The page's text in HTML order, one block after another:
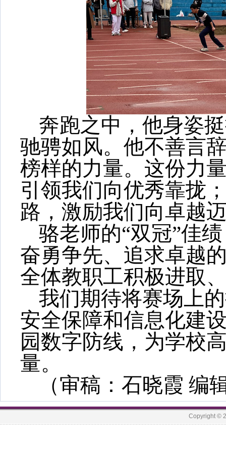
奔跑之中，他身姿
驰骋如风。他不善言
榜样的力量。这份力
引领我们向优秀靠拢
路，激励我们向卓越
骆老师的“双冠”佳
奋勇争先、追求卓越
全体教职工积极进取
我们期待将赛场上
安全保障和信息化建
园数字防线，为学校
量。
（审稿：石晓霞编
Copyright ©